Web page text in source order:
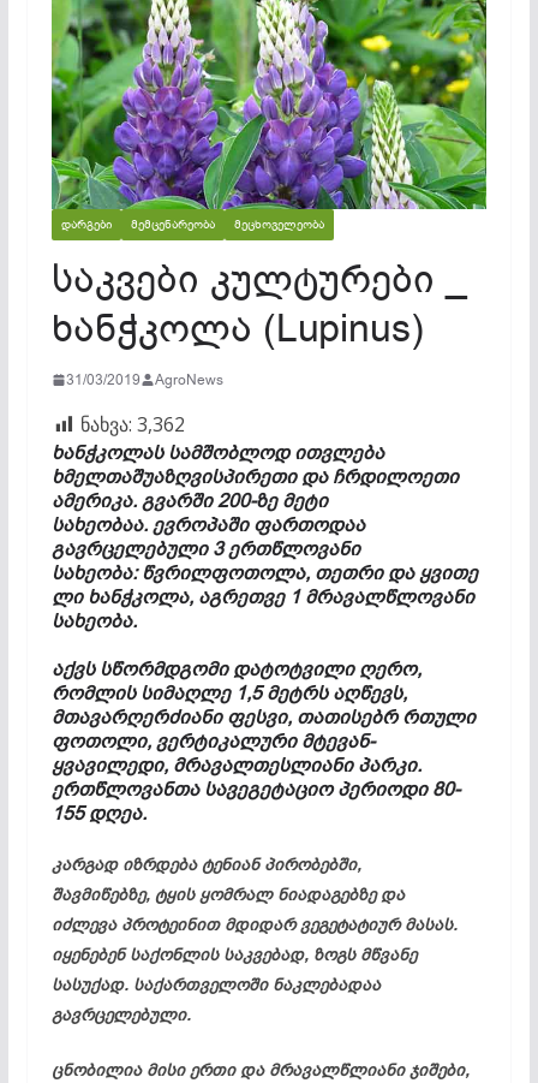
ᲓᲐᲠᲒᲔᲑᲘ ᲛᲔᲛᲪᲔᲜᲐᲠᲔᲝᲑᲐ ᲛᲔᲪᲮᲝᲕᲔᲚᲔᲝᲑᲐ
საკვები კულტურები _
ხანჭკოლა (Lupinus)
31/03/2019 AgroNews
ნახვა: 3,362
ხანჭკოლას სამშობლოდ ითვლება
ხმელთაშუაზღვისპირეთი და ჩრდილოეთი
ამერიკა. გვარში 200-ზე მეტი
სახეობაა. ევროპაში ფართოდაა
გავრცელებული 3 ერთწლოვანი
სახეობა: წვრილფოთოლა, თეთრი და ყვითე
ლი ხანჭკოლა, აგრეთვე 1 მრავალწლოვანი
სახეობა.
აქვს სწორმდგომი დატოტვილი ღერო,
რომლის სიმაღლე 1,5 მეტრს აღწევს,
მთავარღერძიანი ფესვი, თათისებრ რთული
ფოთოლი, ვერტიკალური მტევან-
ყვავილედი, მრავალთესლიანი პარკი.
ერთწლოვანთა სავეგეტაციო პერიოდი 80-
155 დღეა.
კარგად იზრდება ტენიან პირობებში,
შავმიწებზე, ტყის ყომრალ ნიადაგებზე და
იძლევა პროტეინით მდიდარ ვეგეტატიურ მასას.
იყენებენ საქონლის საკვებად, ზოგს მწვანე
სასუქად. საქართველოში ნაკლებადაა
გავრცელებული.
ცნობილია მისი ერთი და მრავალწლიანი ჯიშები,